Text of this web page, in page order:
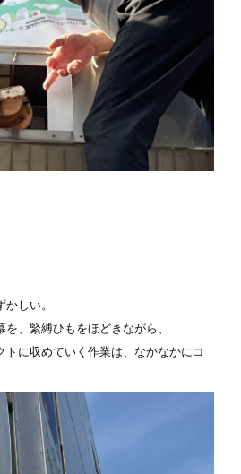
しい。
、緊縛ひもをほどきながら、
トに収めていく作業は、なかなかにコ